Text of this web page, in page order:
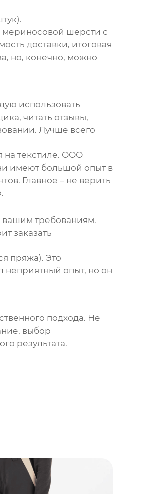
шерсти с
доставки, итоговая
но, конечно, можно
использовать
читать отзывы,
Лучше всего
на текстиле. ООО
имеют большой опыт в
Главное – не верить
вашим требованиям.
заказать
пряжа). Это
неприятный опыт, но он
подхода. Не
выбор
результата.